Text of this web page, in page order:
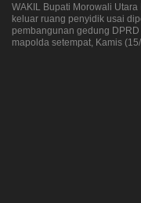
WAKIL Bupati Morowali
keluar ruang penyidik usai
pembangunan gedung
mapolda setempat, Kamis